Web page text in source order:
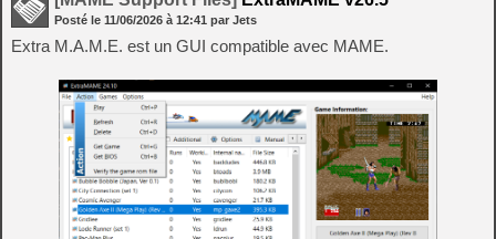
Posté le 11/06/2026 à 12:41 par Jets
Extra M.A.M.E. est un GUI compatible avec MAME.